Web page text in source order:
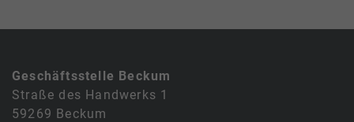
Geschäftsstelle Beckum
Straße des Handwerks 1
59269 Beckum